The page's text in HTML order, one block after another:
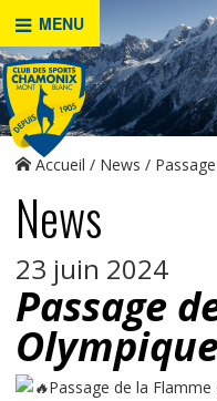
MENU
Accueil News
News
23 juin 2024
Passage
Passage de la Flamme